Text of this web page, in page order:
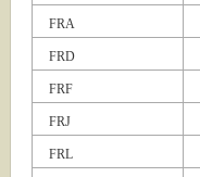
FRA
FRD
FRF
FRJ
FRL